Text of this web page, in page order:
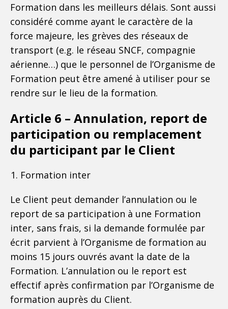
Formation dans les meilleurs délais. Sont aussi
considéré comme ayant le caractère de la
force majeure, les grèves des réseaux de
transport (e.g. le réseau SNCF, compagnie
aérienne…) que le personnel de l’Organisme de
Formation peut être amené à utiliser pour se
rendre sur le lieu de la formation.
Article 6 – Annulation, report de
participation ou remplacement
du participant par le Client
Formation inter
Le Client peut demander l’annulation ou le
report de sa participation à une Formation
inter, sans frais, si la demande formulée par
écrit parvient à l’Organisme de formation au
moins 15 jours ouvrés avant la date de la
Formation. L’annulation ou le report est
effectif après confirmation par l’Organisme de
formation auprès du Client.